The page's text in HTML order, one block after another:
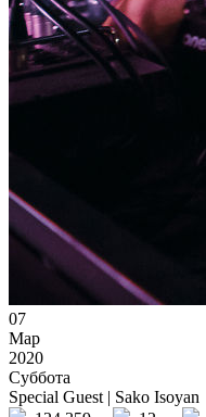
07
Мар
2020
Суббота
Special Guest | Sako Isoyan